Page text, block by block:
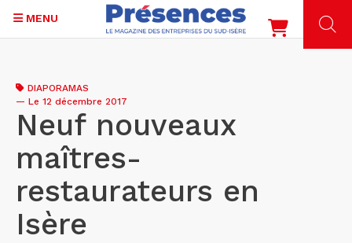
contenu
principal
MENU
DIAPORAMAS
— Le 12 décembre 2017
Neuf nouveaux
maîtres-
restaurateurs en
Isère